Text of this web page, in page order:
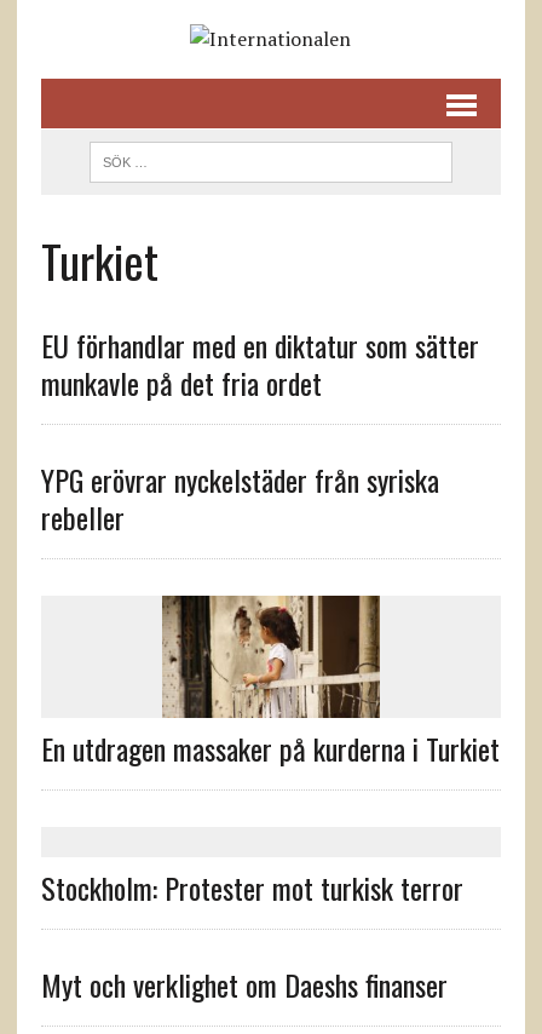
Turkiet
EU förhandlar med en diktatur som sätter
munkavle på det fria ordet
YPG erövrar nyckelstäder från syriska
rebeller
En utdragen massaker på kurderna i Turkiet
Stockholm: Protester mot turkisk terror
Myt och verklighet om Daeshs finanser